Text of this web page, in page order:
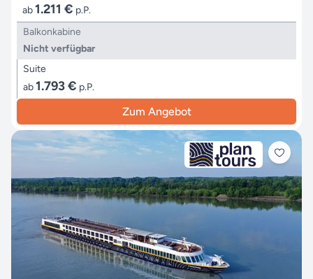
ab1.211 € p.P.
Balkonkabine
Nicht verfügbar
Suite
ab1.793 € p.P.
Zum Angebot